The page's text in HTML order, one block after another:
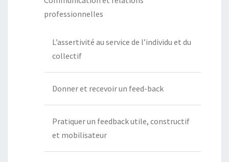
professionnelles
L’assertivité au service de l’individu et du
collectif
Donner et recevoir un feed-back
Pratiquer un feedback utile, constructif
et mobilisateur